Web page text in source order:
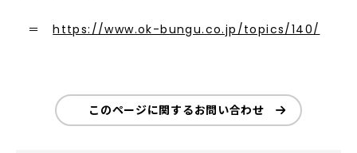
＝https://www.ok-bungu.co.jp/topics/140/
このページに関するお問い合わせ